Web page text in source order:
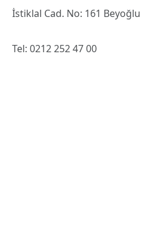
İstiklal Cad. No: 161 Beyoğlu
Tel: 0212 252 47 00